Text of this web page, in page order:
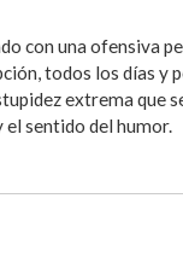
con una ofensiva
todos los días y
extrema que
sentido del humor.